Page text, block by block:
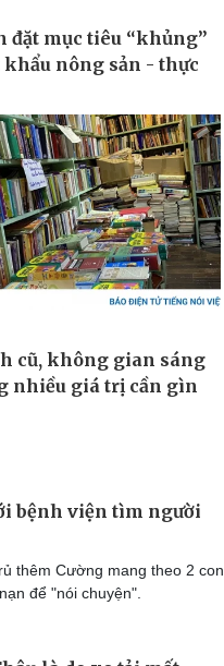
bệnh viện tìm người
thêm Cường mang theo 2 con
để "nói chuyện".